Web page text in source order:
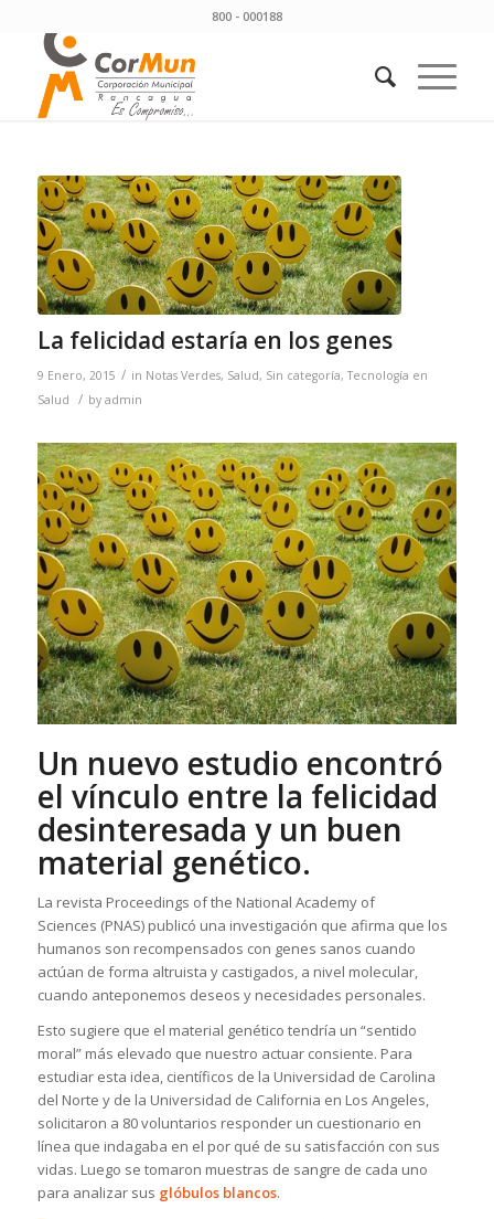
800 - 000188
La felicidad estaría en los genes
9 Enero, 2015 / in Notas Verdes, Salud, Sin categoría,Tecnología en
Salud
/ by admin
Un nuevo estudio encontró
el vínculo entre la felicidad
desinteresada y un buen
material genético.
La revista Proceedings of the National Academy of
Sciences (PNAS) publicó una investigación que afirma que los
humanos son recompensados con genes sanos cuando
actúan de forma altruista y castigados, a nivel molecular,
cuando anteponemos deseos y necesidades personales.
Esto sugiere que el material genético tendría un “sentido
moral” más elevado que nuestro actuar consiente. Para
estudiar esta idea, científicos de la Universidad de Carolina
del Norte y de la Universidad de California en Los Angeles,
solicitaron a 80 voluntarios responder un cuestionario en
línea que indagaba en el por qué de su satisfacción con sus
vidas. Luego se tomaron muestras de sangre de cada uno
para analizar sus glóbulos blancos.